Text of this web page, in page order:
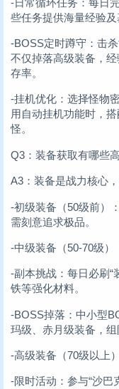
些任务提供海量经验及
-BOSS定时蹲守：击
不仅掉落高级装备，
存率。
-挂机优化：选择怪物
用自动挂机功能时，
怪。
Q3：装备获取有哪些
A3：装备是战力核心
-初级装备（50级前）
需刻意追求极品。
-中级装备（50-70级）
-副本挑战：每日必刷“
铁等强化材料。
-BOSS掉落：中小型
玛级、赤月级装备，组
-高级装备（70级以上
-限时活动：参与“沙巴